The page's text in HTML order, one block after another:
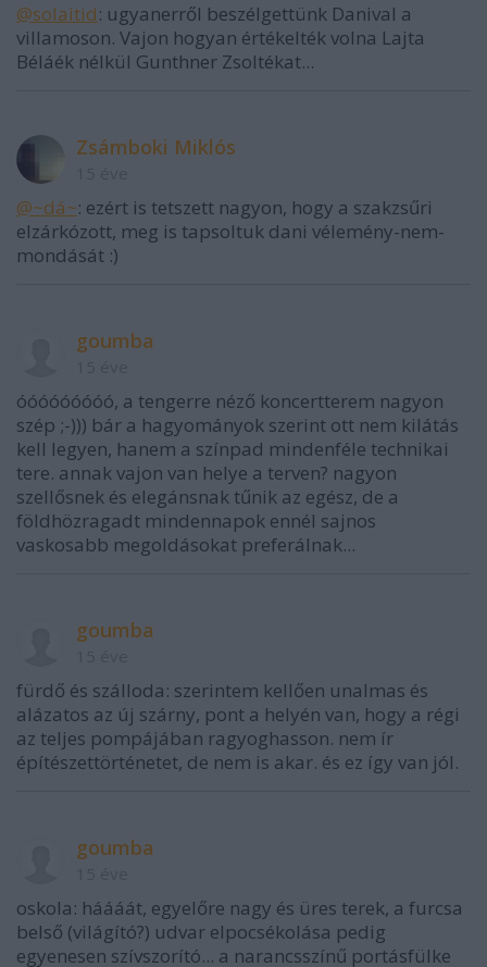
@solaitid: ugyanerről beszélgettünk Danival a
villamoson. Vajon hogyan értékelték volna Lajta
Béláék nélkül Gunthner Zsoltékat...
Zsámboki Miklós
@~dá~: ezért is tetszett nagyon, hogy a szakzsűri
elzárkózott, meg is tapsoltuk dani vélemény-nem-
mondását :)
goumba
óóóóóóóóó, a tengerre néző koncertterem nagyon
szép ;-))) bár a hagyományok szerint ott nem kilátás
kell legyen, hanem a színpad mindenféle technikai
tere. annak vajon van helye a terven? nagyon
szellősnek és elegánsnak tűnik az egész, de a
földhözragadt mindennapok ennél sajnos
vaskosabb megoldásokat preferálnak...
goumba
fürdő és szálloda: szerintem kellően unalmas és
alázatos az új szárny, pont a helyén van, hogy a régi
az teljes pompájában ragyoghasson. nem ír
építészettörténetet, de nem is akar. és ez így van jól.
goumba
oskola: háááát, egyelőre nagy és üres terek, a furcsa
belső (világító?) udvar elpocsékolása pedig
egyenesen szívszorító... a narancsszínű portásfülke